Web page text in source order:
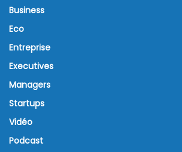
Business
Eco
Entreprise
Executives
Managers
Startups
Vidéo
Podcast